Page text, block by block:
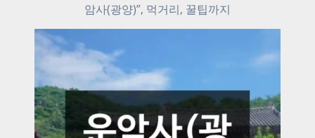
암사(광양)”, 먹거리, 꿀팁까지